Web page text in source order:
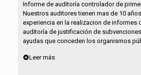
Informe de auditoría controlador de
Nuestros auditores tienen mas de 10
experiencia en la realizacion de informes
auditoría de justificación de
ayudas que conceden los organismos
Leer más